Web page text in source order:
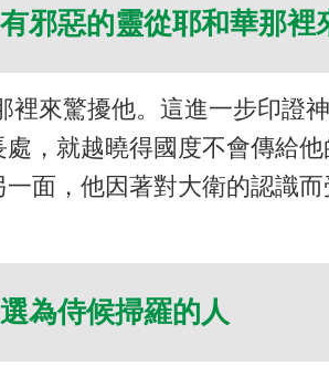
邪惡的靈從耶和華那裡
來驚擾他。這進一步印證
，就越曉得國度不會傳給
面，他因著對大衛的認識
為侍候掃羅的人